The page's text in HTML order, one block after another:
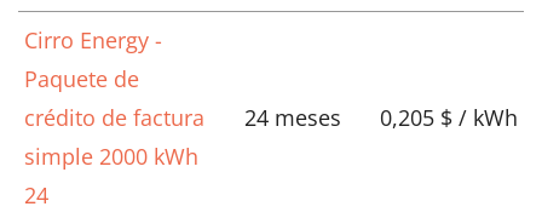
Cirro Energy -
Paquete de
crédito de factura
simple 2000 kWh
24
24 meses 0,205 $ / kWh